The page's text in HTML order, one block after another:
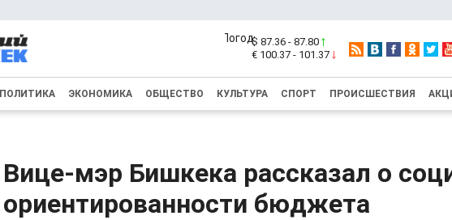
$ 87.36 - 87.80
€ 100.37 - 101.37
ПОЛИТИКА ЭКОНОМИКА ОБЩЕСТВО КУЛЬТУРА СПОРТ ПРОИСШЕСТВИЯ
Вице-мэр Бишкека рассказал о
ориентированности бюджета